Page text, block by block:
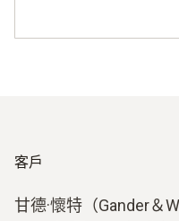
客戶
甘德·懷特（Gander＆